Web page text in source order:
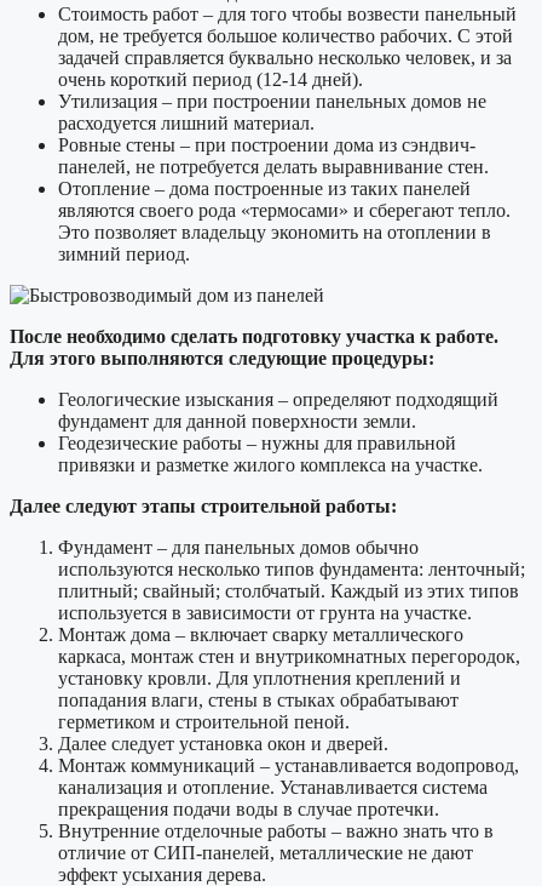
Стоимость работ – для того чтобы возвести панельный
дом, не требуется большое количество рабочих. С этой
задачей справляется буквально несколько человек, и за
очень короткий период (12-14 дней).
Утилизация – при построении панельных домов не
расходуется лишний материал.
Ровные стены – при построении дома из сэндвич-
панелей, не потребуется делать выравнивание стен.
Отопление – дома построенные из таких панелей
являются своего рода «термосами» и сберегают тепло.
Это позволяет владельцу экономить на отоплении в
зимний период.
После необходимо сделать подготовку участка к работе.
Для этого выполняются следующие процедуры:
Геологические изыскания – определяют подходящий
фундамент для данной поверхности земли.
Геодезические работы – нужны для правильной
привязки и разметке жилого комплекса на участке.
Далее следуют этапы строительной работы:
Фундамент – для панельных домов обычно
используются несколько типов фундамента: ленточный;
плитный; свайный; столбчатый. Каждый из этих типов
используется в зависимости от грунта на участке.
Монтаж дома – включает сварку металлического
каркаса, монтаж стен и внутрикомнатных перегородок,
установку кровли. Для уплотнения креплений и
попадания влаги, стены в стыках обрабатывают
герметиком и строительной пеной.
Далее следует установка окон и дверей.
Монтаж коммуникаций – устанавливается водопровод,
канализация и отопление. Устанавливается система
прекращения подачи воды в случае протечки.
Внутренние отделочные работы – важно знать что в
отличие от СИП-панелей, металлические не дают
эффект усыхания дерева.